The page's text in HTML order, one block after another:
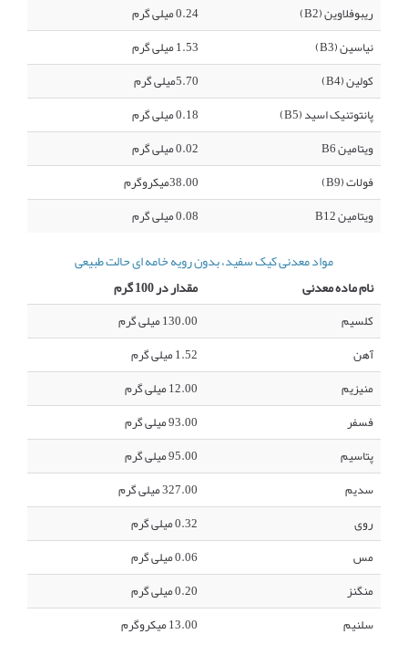
ریبوفلاوین (B2)
0.24 میلی گرم
نیاسین (B3)
1.53 میلی گرم
کولین (B4)
5.70میلی گرم
پانتوتنیک اسید (B5)
0.18 میلی گرم
ویتامین B6
0.02 میلی گرم
فولات (B9)
38.00میکروگرم
ویتامین B12
0.08 میلی گرم
مواد معدنی کیک سفید، بدون رویه خامه ای حالت طبیعی
نام ماده معدنی
مقدار در 100 گرم
کلسیم
130.00 میلی گرم
آهن
1.52 میلی گرم
منیزیم
12.00 میلی گرم
فسفر
93.00 میلی گرم
پتاسیم
95.00 میلی گرم
سدیم
327.00 میلی گرم
روی
0.32 میلی گرم
مس
0.06 میلی گرم
منگنز
0.20 میلی گرم
سلنیم
13.00 میکروگرم